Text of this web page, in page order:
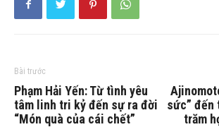
Bài trước
Phạm Hải Yến: Từ tình yêu
tâm linh tri kỷ đến sự ra đời
“Món quà của cái chết”
sức” đến
trăm